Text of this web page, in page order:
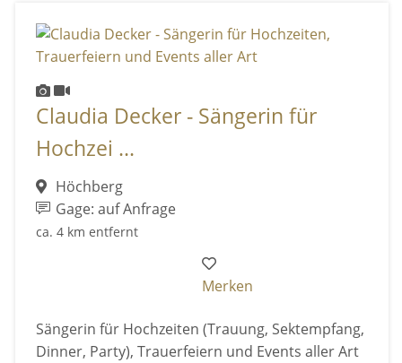
Claudia Decker - Sängerin für
Hochzei ...
Höchberg
Gage: auf Anfrage
ca. 4 km entfernt
Merken
Sängerin für Hochzeiten (Trauung, Sektempfang,
Dinner, Party), Trauerfeiern und Events aller Art